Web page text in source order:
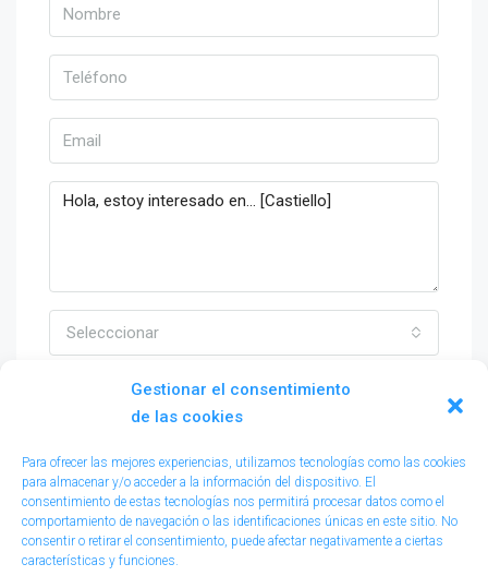
Gestionar el consentimiento
de las cookies
Para ofrecer las mejores experiencias, utilizamos tecnologías como las cookies
para almacenar y/o acceder a la información del dispositivo. El
consentimiento de estas tecnologías nos permitirá procesar datos como el
comportamiento de navegación o las identificaciones únicas en este sitio. No
consentir o retirar el consentimiento, puede afectar negativamente a ciertas
características y funciones.
Selecccionar
Al subir este formulario estoy de acuerdo a
Terms of UseTérminos de uso